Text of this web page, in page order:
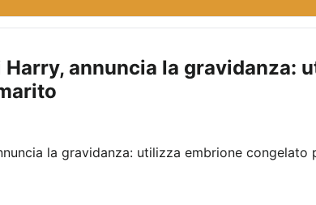
Harry, annuncia la gravidanza: